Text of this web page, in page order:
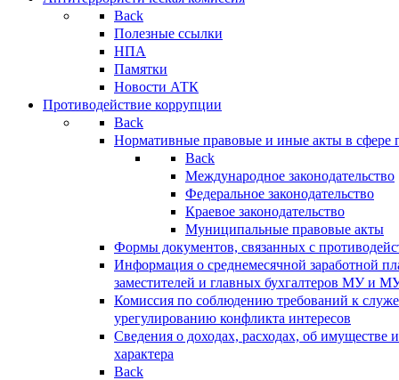
Back
Полезные ссылки
НПА
Памятки
Новости АТК
Противодействие коррупции
Back
Нормативные правовые и иные акты в сфере
Back
Международное законодательство
Федеральное законодательство
Краевое законодательство
Муниципальные правовые акты
Формы документов, связанных с
Информация о среднемесячной заработной
заместителей и главных бухгалтеров МУ и
Комиссия по соблюдению требований к
урегулированию конфликта интересов
Сведения о доходах, расходах, об имуществе
характера
Back